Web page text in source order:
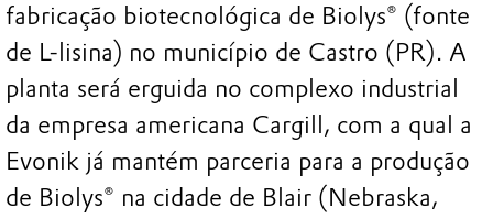
fabricação biotecnológica de Biolys® (fonte
de L-lisina) no município de Castro (PR). A
planta será erguida no complexo industrial
da empresa americana Cargill, com a qual a
Evonik já mantém parceria para a produção
de Biolys® na cidade de Blair (Nebraska,